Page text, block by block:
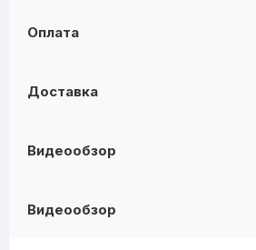
Оплата
Доставка
Видеообзор
Видеообзор